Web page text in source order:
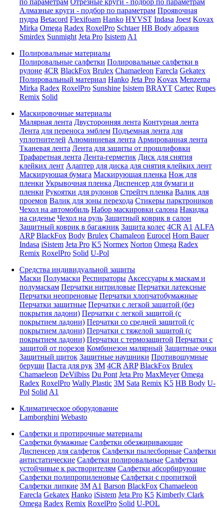
по параметрам Отрезные круги - подбор по параметрам
Алмазные круги - подбор по параметрам Проявочная
пудра Betacord Flexifoam Hanko HYVST Indasa Joest Kovax
Mirka Omega Radex RoxelPro Schtaer HB Body абразив
Smirdex Sunmight Jeta Pro Isistem A1
Полировальные материалы
Полировальные салфетки Полировальные салфетки в
рулоне 4CR BlackFox Brulex Chamaeleon Farecla Gekatex
Полировальный материал Hanko Jeta Pro Kovax Menzerna
Mirka Radex RoxelPro Sunshine Isistem BRAYT Cartec Rupes
Remix Solid
Маскировочные материалы
Малярная лента Двусторонняя лента Контурная лента
Лента для переноса эмблем Подъемная лента для
уплотнителей Алюминиевая лента Армированная лента
Тканевая лента Лента для защиты от прошлифовки
Трафаретная лента Лента-герметик Диск для снятия
клейких лент Адаптер для диска для снятия клейких лент
Маскирующая бумага Маскирующая пленка Нож для
пленки Укрывочная пленка Диспенсер для бумаги и
пленки Рукоятки для рулонов Стрейтч пленка Валик для
проемов Валик для зоны перехода Стикеры парктроников
Чехол на автомобиль Набор маскировки салона Накидка
на сиденье Чехол на руль Защитный коврик в салон
Защитный коврик в багажник Защита колес 4CR A1 ALFA
ARP BlackFox Body Brulex Chamaleon Eurocel Horn Bauer
Indasa iSistem Jeta Pro K5 Normex Norton Omega Radex
Remix RoxelPro Solid U-Pol
Средства индивидуальной защиты
Маски Полумаски Респираторы Аксессуары к маскам и
полумаскам Перчатки нитриловые Перчатки латексные
Перчатки неопреновые Перчатки хлопчатобумажные
Перчатки защитные Перчатки с легкой защитой (без
покрытия ладони) Перчатки с легкой защитой (с
покрытием ладони) Перчатки со средней защитой (с
покрытием ладони) Перчатки с тяжелой защитой (с
покрытием ладони) Перчатки с термозащитой Перчатки с
защитой от порезов Комбинезон малярный Защитные очки
Защитный щиток Защитные наушники Противошумные
беруши Паста для рук 3M 4CR ARP BlackFox Brulex
Chamaeleon DeVilbiss Du Pont Jeta Pro MaxMeyer Omega
Radex RoxelPro Wally Plastic 3M Sata Remix K5 HB Body U-
Pol Solid A1
Климатическое оборудование
Lamborghini Webasto
Салфетки и протирочные материалы
Салфетки бумажные Салфетки обезжиривающие
Диспенсер для салфеток Салфетки пылесборные Салфетки
антистатические Салфетки полировальные Салфетки
устойчивые к растворителям Салфетки абсорбирующие
Салфетки полипропиленовые Салфетки с пропиткой
Салфетки липкие 3M A1 Barson BlackFox Chamaeleon
Farecla Gekatex Hanko iSistem Jeta Pro K5 Kimberly Clark
Omega Radex Remix RoxelPro Solid U-POL